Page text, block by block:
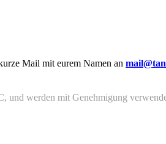
Mail mit eurem Namen an
und werden mit Genehmigung